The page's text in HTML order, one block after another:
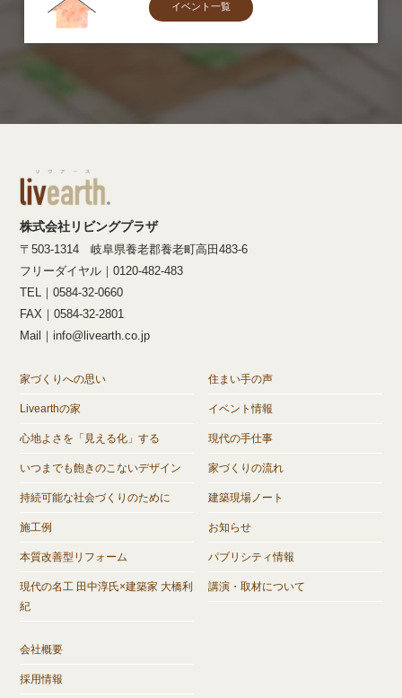
イベント一覧
株式会社リビングプラザ
〒503-1314 岐阜県養老郡養老町高田483-6
フリーダイヤル｜0120-482-483
TEL｜0584-32-0660
FAX｜0584-32-2801
Mail｜info@livearth.co.jp
家づくりへの思い
Livearthの家
心地よさを「見える化」する
いつまでも飽きのこないデザイン
持続可能な社会づくりのために
施工例
本質改善型リフォーム
現代の名工 田中淳氏×建築家 大橋利
紀
住まい手の声
イベント情報
現代の手仕事
家づくりの流れ
建築現場ノート
お知らせ
パブリシティ情報
講演・取材について
会社概要
採用情報